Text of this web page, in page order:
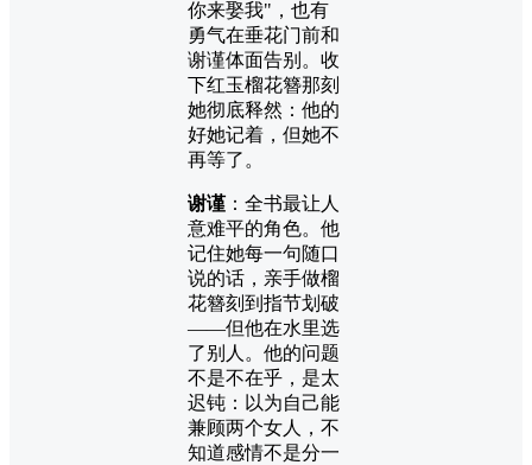
你来娶我"，也有
勇气在垂花门前和
谢谨体面告别。收
下红玉榴花簪那刻
她彻底释然：他的
好她记着，但她不
再等了。
谢谨：全书最让人
意难平的角色。他
记住她每一句随口
说的话，亲手做榴
花簪刻到指节划破
——但他在水里选
了别人。他的问题
不是不在乎，是太
迟钝：以为自己能
兼顾两个女人，不
知道感情不是分一